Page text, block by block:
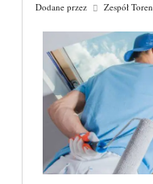
Dodane przez Zespół Toren